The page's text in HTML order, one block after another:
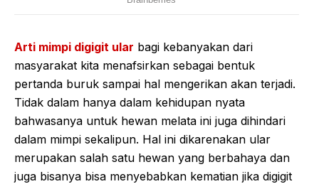
Arti mimpi digigit ular bagi kebanyakan dari
masyarakat kita menafsirkan sebagai bentuk
pertanda buruk sampai hal mengerikan akan terjadi.
Tidak dalam hanya dalam kehidupan nyata
bahwasanya untuk hewan melata ini juga dihindari
dalam mimpi sekalipun. Hal ini dikarenakan ular
merupakan salah satu hewan yang berbahaya dan
juga bisanya bisa menyebabkan kematian jika digigit